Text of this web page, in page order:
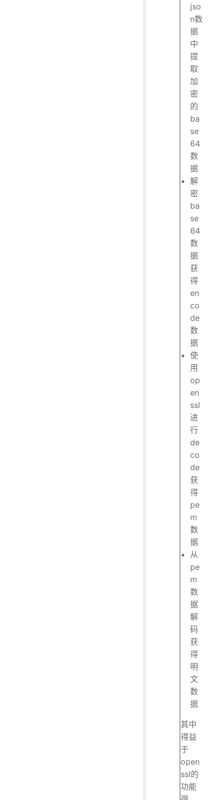
jso
n数
据
中
提
取
加
密
的
ba
se
64
数
据
解
密
ba
se
64
数
据
获
得
en
co
de
数
据
使
用
op
en
ssl
进
行
de
co
de
获
得
pe
m
数
据
从
pe
m
数
据
解
码
获
得
明
文
数
据
其中
得益
于
open
ssl的
功能